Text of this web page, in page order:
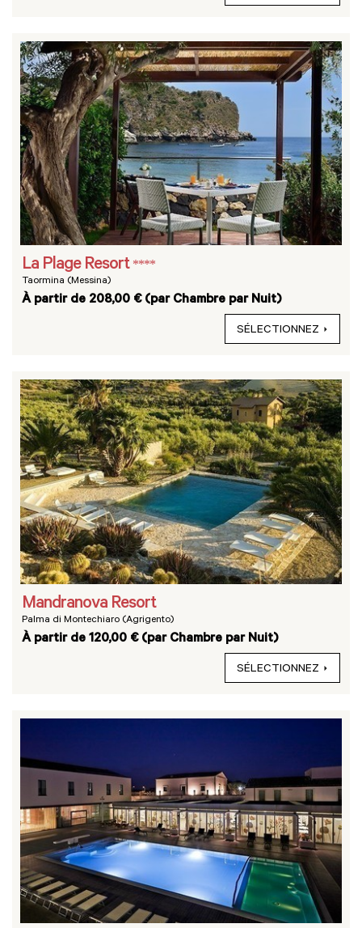
La Plage Resort ****
Taormina (Messina)
À partir de 208,00 € (par Chambre par Nuit)
SÉLECTIONNEZ
Mandranova Resort
Palma di Montechiaro (Agrigento)
À partir de 120,00 € (par Chambre par Nuit)
SÉLECTIONNEZ